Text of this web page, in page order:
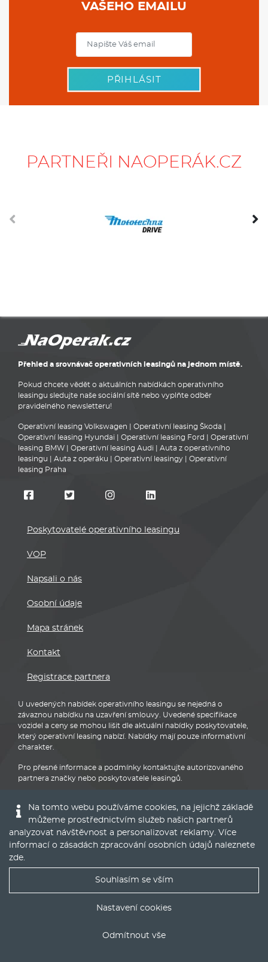
VAŠEHO EMAILU
PŘIHLÁSIT
PARTNEŘI NAOPERÁK.CZ
Přehled a srovnávač operativních leasingů na jednom místě.
Pokud chcete vědět o aktuálních nabídkách operativního
leasingu sledujte naše sociální sítě nebo vyplňte odběr
pravidelného newsletteru!
Operativní leasing Volkswagen Operativní leasing Škoda
Operativní leasing Hyundai
Operativní leasing Ford
Operativní
leasing BMW
Operativní leasing Audi
Auta z operativního
leasingu
Auta z operáku Operativní leasingy
Operativní
leasing Praha
Poskytovatelé operativního leasingu
VOP
Napsali o nás
Osobní údaje
Mapa stránek
Kontakt
Registrace partnera
U uvedených nabídek operativního leasingu se nejedná o
závaznou nabídku na uzavření smlouvy. Uvedené specifikace
vozidel a ceny se mohou lišit dle aktuální nabídky poskytovatele,
který operativní leasing nabízí. Nabídky mají pouze informativní
charakter.
Pro přesné informace a podmínky kontaktujte autorizovaného
partnera značky nebo poskytovatele leasingů.
Runs onPublis CMS Framework
Na tomto webu používáme cookies, na jejichž základě
můžeme prostřednictvím služeb našich partnerů
analyzovat návštěvnost a personalizovat reklamy. Více
informací o zásadách zpracování osobních údajů naleznete
zde.
Souhlasím se vším
Nastavení cookies
Odmítnout vše
Nejlepší nabídky operáku do Vašeho emailu